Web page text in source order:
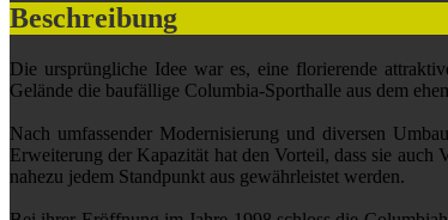
Beschreibung
Die ursprüngliche Idee war es, eine florierende
Gelände die baufällige Columbia-Sporthalle aus dem
Nach umfassender Modernisierung und diversen
Erweiterung der Kapazität hat den Vorteil, dass sie auch
nahezu jedem Standpunkt aus gewährleistet werden.